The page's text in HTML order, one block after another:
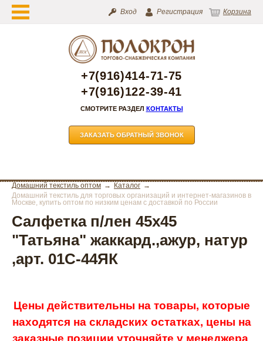
Вход Регистрация Корзина
+7(916)414-71-75
+7(916)122-39-41
СМОТРИТЕ РАЗДЕЛ КОНТАКТЫ
ЗАКАЗАТЬ ОБРАТНЫЙ ЗВОНОК
Домашний текстиль оптом
Каталог
Домашний текстиль для торговых организаций и интернет-магазинов в
Москве, купить оптом по низким ценам с доставкой по России
Салфетка п/лен 45х45
"Татьяна" жаккард.,ажур, натур
,арт. 01С-44ЯК
Цены действительны на товары, которые
находятся на складских остатках, цены на
заказные позиции уточняйте у менеджера